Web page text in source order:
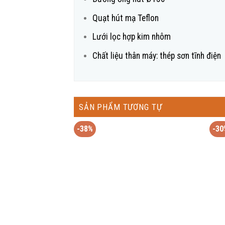
Quạt hút mạ Teflon
Lưới lọc hợp kim nhôm
Chất liệu thân máy: thép sơn tĩnh điện
SẢN PHẨM TƯƠNG TỰ
-38% -